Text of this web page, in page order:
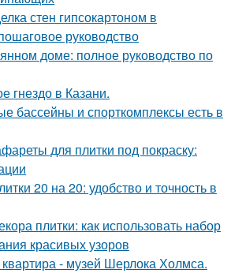
стен гипсокартоном в
руководство
доме: полное руководство по
гнездо в Казани.
бассейны и спорткомплексы есть в
для плитки под покраску:
20 на 20: удобство и точность в
плитки: как использовать набор
красивых узоров
- музей Шерлока Холмса.